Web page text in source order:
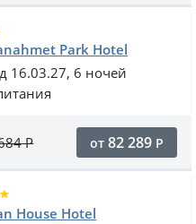
Park Hotel
16.03.27, 6 ночей
Р от 82 289 Р
House Hotel